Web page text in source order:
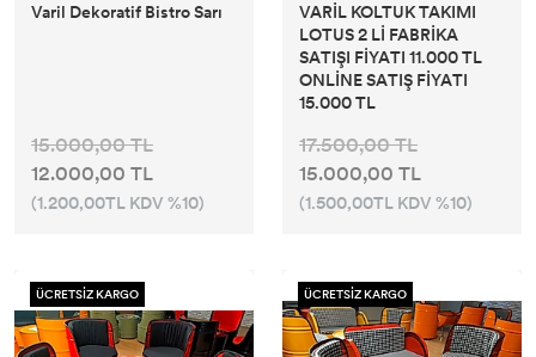
Varil Dekoratif Bistro Sarı
15.000,00 TL
12.000,00 TL
(1.200,00TL KDV %10)
VARİL KOLTUK TAKIMI
LOTUS 2 Lİ FABRİKA
SATIŞI FİYATI 11.000 TL
ONLİNE SATIŞ FİYATI
15.000 TL
17.500,00 TL
15.000,00 TL
(1.500,00TL KDV %10)
ÜCRETSİZ KARGO ÜCRETSİZ KARGO